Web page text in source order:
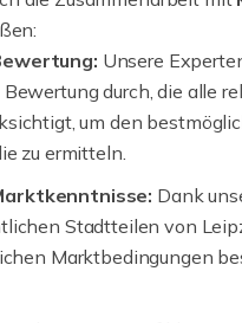
Unsere
durch, die alle
um den
zu ermitteln.
Dank
Stadtteilen von
Marktbedingungen